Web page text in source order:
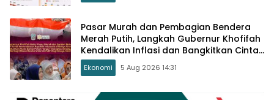
Pasar Murah dan Pembagian Bendera
Merah Putih, Langkah Gubernur Khofifah
Kendalikan Inflasi dan Bangkitkan Cinta
Tanah Air
Ekonomi 5 Aug 2026 14:31